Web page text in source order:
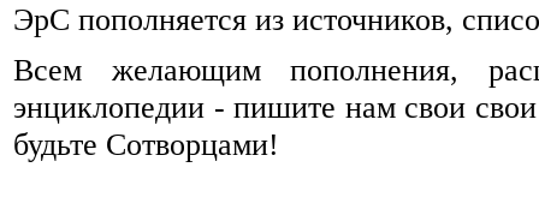
ЭрС пополняется из источников,
Всем желающим пополнения,
энциклопедии - пишите нам свои
будьте Сотворцами!